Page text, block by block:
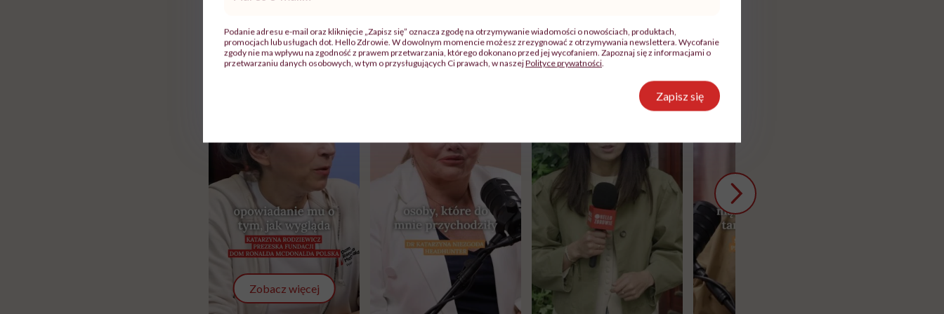
Zobacz więcej
mail*
Podanie adresu e-mail oraz kliknięcie „Zapisz się” oznacza zgodę na otrzymywanie wiadomości o nowościach, produktach,
promocjach lub usługach dot. Hello Zdrowie. W dowolnym momencie możesz zrezygnować z otrzymywania newslettera. Wycofanie
zgody nie ma wpływu na zgodność z prawem przetwarzania, którego dokonano przed jej wycofaniem. Zapoznaj się z informacjami o
przetwarzaniu danych osobowych, w tym o przysługujących Ci prawach, w naszejPolityce prywatności.
Zapisz się